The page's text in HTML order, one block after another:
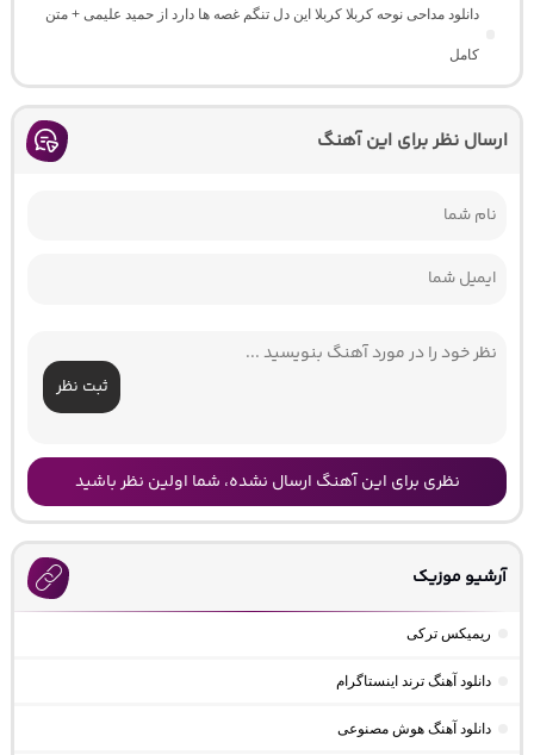
دانلود مداحی نوحه کربلا کربلا این دل تنگم غصه ها دارد از حمید علیمی + متن
کامل
ارسال نظر برای این آهنگ
ثبت نظر
نظری برای این آهنگ ارسال نشده، شما اولین نظر باشید
آرشیو موزیک
ریمیکس ترکی
دانلود آهنگ ترند اینستاگرام
دانلود آهنگ هوش مصنوعی